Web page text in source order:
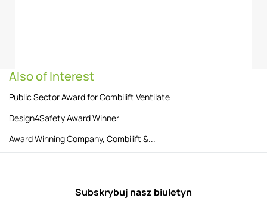
Also of Interest
Public Sector Award for Combilift Ventilate
Design4Safety Award Winner
Award Winning Company, Combilift &...
Subskrybuj nasz biuletyn